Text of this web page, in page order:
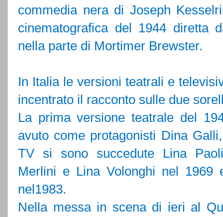
commedia nera di Joseph
cinematografica del 1944 diretta
nella parte di Mortimer Brewster.
In Italia le versioni teatrali e
incentrato il racconto sulle due
La prima versione teatrale del
avuto come protagonisti Dina
TV si sono succedute Lina
Merlini e Lina Volonghi nel 1969
nel1983.
Nella messa in scena di ieri al